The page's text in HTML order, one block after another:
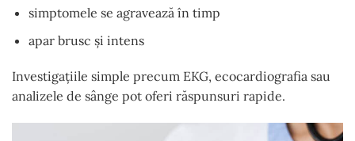
simptomele se agravează în timp
apar brusc și intens
Investigațiile simple precum EKG, ecocardiografia sau
analizele de sânge pot oferi răspunsuri rapide.